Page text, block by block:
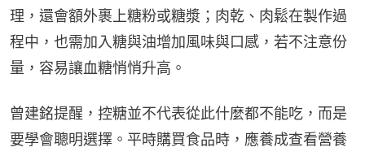
理，還會額外裹上糖粉或糖漿；肉乾、肉鬆在製作過
程中，也需加入糖與油增加風味與口感，若不注意份
量，容易讓血糖悄悄升高。
曾建銘提醒，控糖並不代表從此什麼都不能吃，而是
要學會聰明選擇。平時購買食品時，應養成查看營養